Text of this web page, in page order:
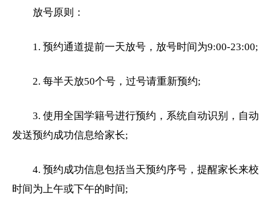
放号原则：
1. 预约通道提前一天放号，放号时间为9:00-23:00;
2. 每半天放50个号，过号请重新预约;
3. 使用全国学籍号进行预约，系统自动识别，自动
发送预约成功信息给家长;
4. 预约成功信息包括当天预约序号，提醒家长来校
时间为上午或下午的时间;